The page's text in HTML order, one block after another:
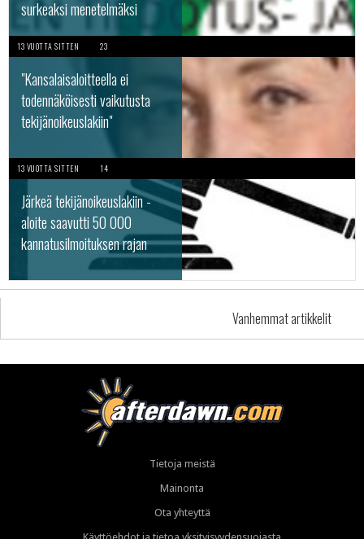
surkeaksi menetelmäksi
13 VUOTTA SITTEN 23
"Kansalaisaloitteella ei
todennäköisesti vaikutusta
tekijänoikeuslakiin"
13 VUOTTA SITTEN 14
Järkeä tekijänoikeuslakiin -
aloite saavutti 50 000
kannatusilmoituksen rajan
Vanhemmat artikkelit
Tietoja meistä
Mainonta
Ota yhteyttä